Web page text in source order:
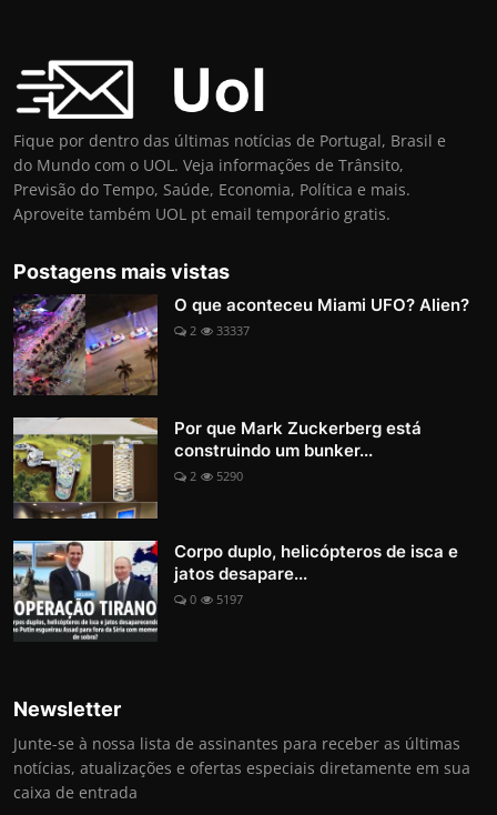
Fique por dentro das últimas notícias de Portugal, Brasil e
do Mundo com o UOL. Veja informações de Trânsito,
Previsão do Tempo, Saúde, Economia, Política e mais.
Aproveite também UOL pt email temporário gratis.
Postagens mais vistas
O que aconteceu Miami UFO? Alien?
2 33337
Por que Mark Zuckerberg está
construindo um bunker...
2 5290
Corpo duplo, helicópteros de isca e
jatos desapare...
0 5197
Newsletter
Junte-se à nossa lista de assinantes para receber as últimas
notícias, atualizações e ofertas especiais diretamente em sua
caixa de entrada